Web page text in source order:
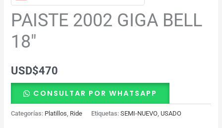
PAISTE 2002 GIGA BELL
18″
USD$470
CONSULTAR POR WHATSAPP
Categorías: Platillos Ride Etiquetas:SEMI-NUEVO USADO